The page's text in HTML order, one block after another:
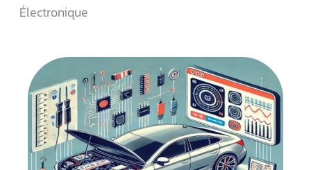
Électronique